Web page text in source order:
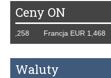
Ceny ON
Francja EUR 1,468
Waluty